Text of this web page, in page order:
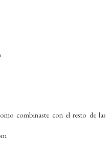
combinaste con el resto de las